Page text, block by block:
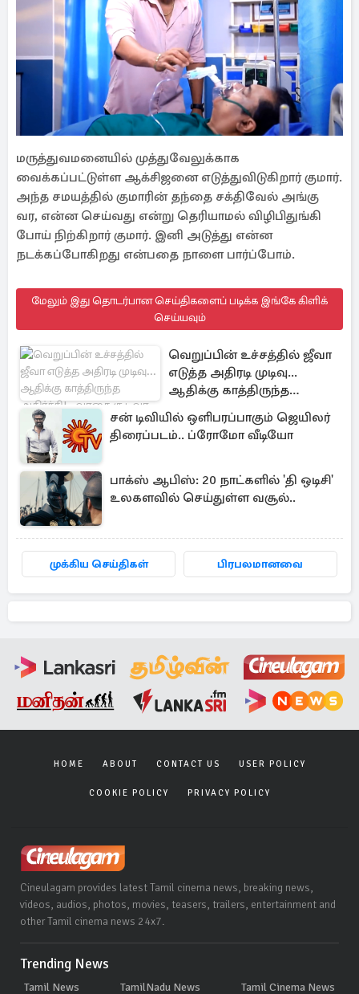
மருத்துவமனையில் முத்துவேலுக்காக
வைக்கப்பட்டுள்ள ஆக்சிஜனை எடுத்துவிடுகிறார் குமார்.
அந்த சமயத்தில் குமாரின் தந்தை சக்திவேல் அங்கு
வர, என்ன செய்வது என்று தெரியாமல் விழிபிதுங்கி
போய் நிற்கிறார் குமார். இனி அடுத்து என்ன
நடக்கப்போகிறது என்பதை நாளை பார்ப்போம்.
மேலும் இது தொடர்பான செய்திகளைப் படிக்க இங்கே கிளிக்
செய்யவும்
வெறுப்பின் உச்சத்தில் ஜீவா
எடுத்த அதிரடி முடிவு...
ஆதிக்கு காத்திருந்த
அதிர்ச்சி! - வாகை சூடவா
இன்றைய எபிசோட் அப்டேட்
சன் டிவியில் ஒளிபரப்பாகும் ஜெயிலர்
திரைப்படம்.. ப்ரோமோ வீடியோ
பாக்ஸ் ஆபிஸ்: 20 நாட்களில் 'தி ஒடிசி'
உலகளவில் செய்துள்ள வசூல்..
முக்கிய செய்திகள் பிரபலமானவை
HOME ABOUT CONTACT US USER POLICY
COOKIE POLICY PRIVACY POLICY
Cineulagam provides latest Tamil cinema news, breaking news,
videos, audios, photos, movies, teasers, trailers, entertainment and
other Tamil cinema news 24x7.
Trending News
Tamil News TamilNadu News Tamil Cinema News